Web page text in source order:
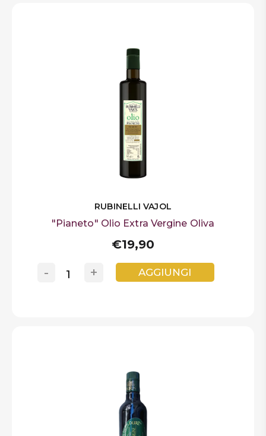
RUBINELLI VAJOL
"Pianeto" Olio Extra Vergine Oliva
€19,90
+
- AGGIUNGI